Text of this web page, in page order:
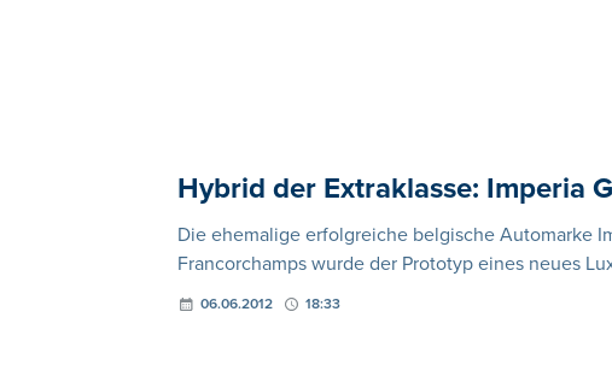
Hybrid der Extraklasse: Imperia
Die ehemalige erfolgreiche belgische Automarke
Francorchamps wurde der Prototyp eines neues
06.06.2012 18:33